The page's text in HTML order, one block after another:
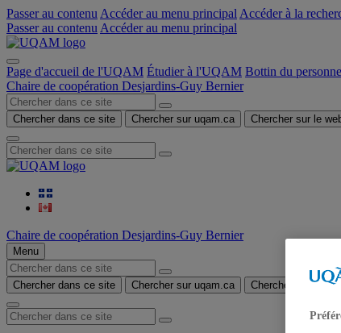
Passer au contenu Accéder au menu principal Accéder à la
Passer au contenu Accéder au menu principal
Page d'accueil de l'UQAM Étudier à l'UQAM Bottin du
Chaire de coopération Desjardins-Guy Bernier
Chercher dans ce site Chercher sur uqam.ca Chercher sur le
Chaire de coopération Desjardins-Guy Bernier
Menu
Chercher dans ce site Chercher sur uqam.ca Chercher sur le